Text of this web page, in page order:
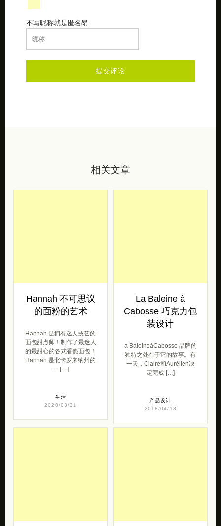
不写昵称就是匿名昂
相关文章
Hannah 不可思议
的面粉的艺术
Hannah 是拥有迷人技艺的
面包甜点师！制作了最迷人
的最甜心的各式香脆面包！
Hannah 是北卡罗来纳州的
一 […]
生活
2020/03/31
La Baleine à
Cabosse 巧克力包
装设计
a BaleineàCabosse 品牌的
独特之处在于它的故事。有
一天，Claire和Aurélien决
定完成 […]
产品设计
2018/04/18